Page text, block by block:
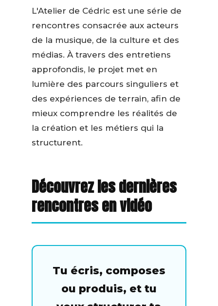
L'Atelier de Cédric est une série de
rencontres consacrée aux acteurs
de la musique, de la culture et des
médias. À travers des entretiens
approfondis, le projet met en
lumière des parcours singuliers et
des expériences de terrain, afin de
mieux comprendre les réalités de
la création et les métiers qui la
structurent.
Découvrez les dernières
rencontres en vidéo
Tu écris, composes
ou produis, et tu